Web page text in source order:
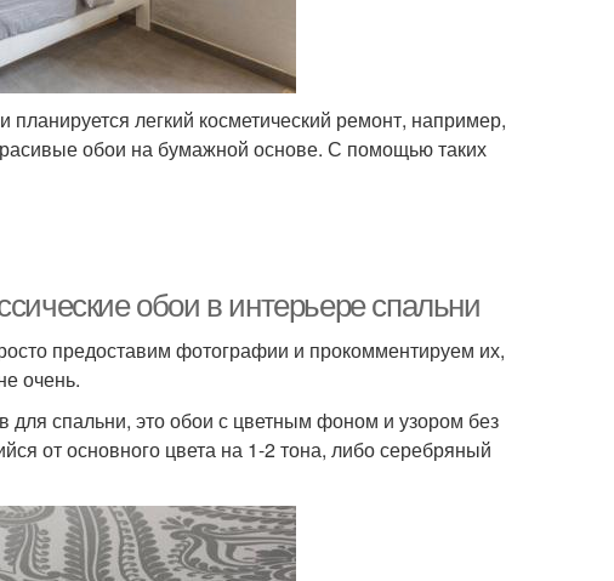
легкий косметический ремонт, например,
обои на бумажной основе. С помощью таких
обои в интерьере спальни
предоставим фотографии и прокомментируем их,
очень.
спальни, это обои с цветным фоном и узором без
от основного цвета на 1-2 тона, либо серебряный